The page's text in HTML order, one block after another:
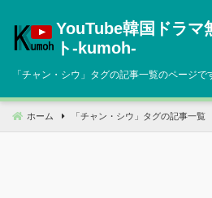
へ
動
YouTube韓国ドラマ
ト‐kumoh‐
「チャン・シウ 」タグの記事一覧のページで
ホーム 「 チャン・シウ 」タグの記事一覧